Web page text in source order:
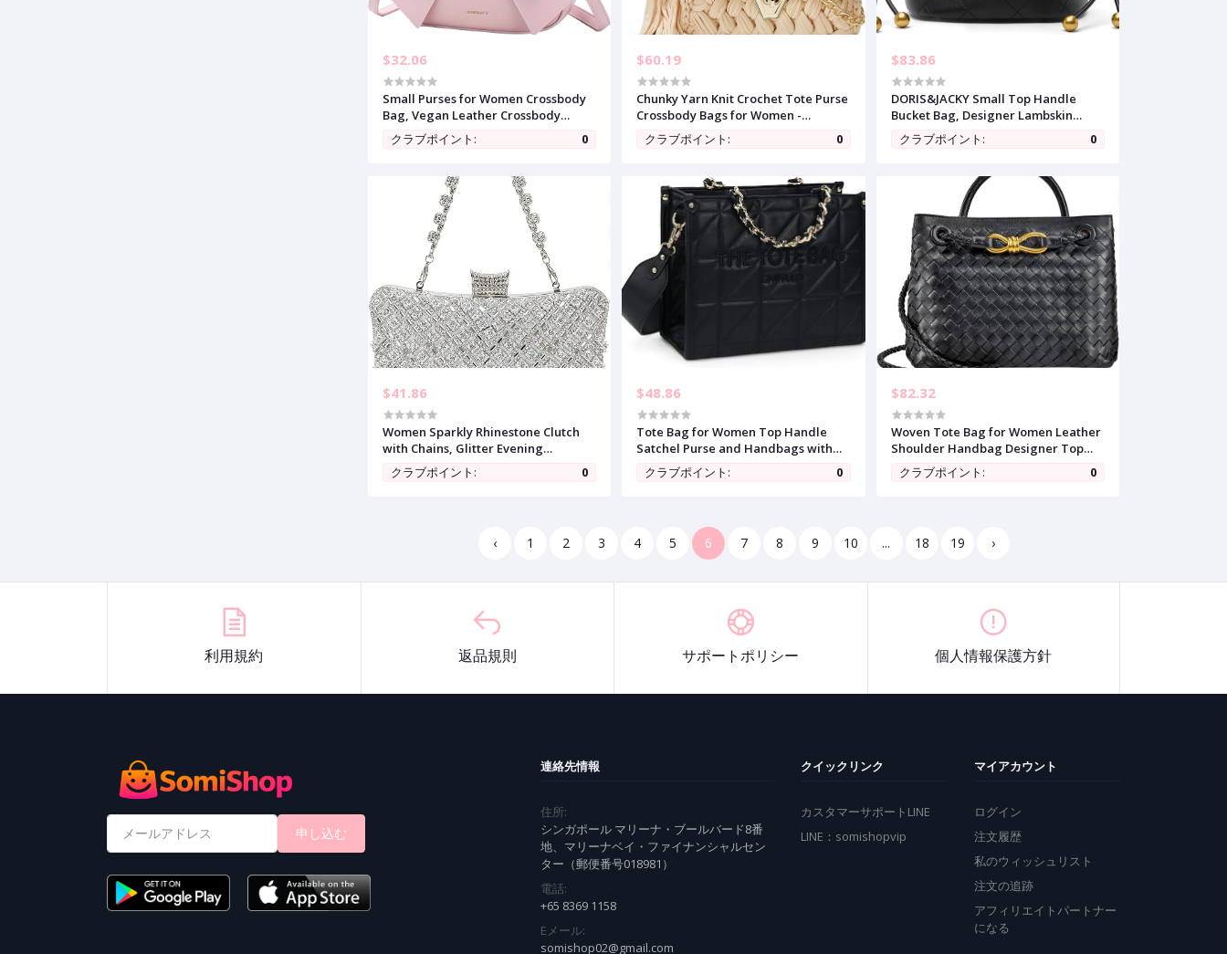
$32.06
Small Purses for Women Crossbody
Bag, Vegan Leather Crossbody
Purses and Handbags with Top
Carry Handle and Cute Bow Knot
クラブポイント: 0
$60.19
Chunky Yarn Knit Crochet Tote Purse
Crossbody Bags for Women -
Handwoven Evening Clutch Flap
Shoulder Bag
クラブポイント: 0
$83.86
DORIS&JACKY Small Top Handle
Bucket Bag, Designer Lambskin
Drawstring Crossbody Purse with
Chunky Chain Tote Strap
クラブポイント: 0
$41.86
Women Sparkly Rhinestone Clutch
with Chains, Glitter Evening
Handbag Purse Shoulder Bag for
Wedding Party Prom
クラブポイント: 0
$48.86
Tote Bag for Women Top Handle
Satchel Purse and Handbags with
Shoulder Strap
クラブポイント: 0
$82.32
Woven Tote Bag for Women Leather
Shoulder Handbag Designer Top
Handle Purses
クラブポイント: 0
‹ 1 2 3 4 5 6 7 8 9 10 ... 18 19 ›
利用規約 返品規則 サポートポリシー 個人情報保護方針
申し込む
連絡先情報
住所:
シンガポール マリーナ・ブールバード8番
地、マリーナベイ・ファイナンシャルセン
ター（郵便番号018981）
電話:
+65 8369 1158
Eメール:
somishop02@gmail.com
クイックリンク
カスタマーサポートLINE
LINE：somishopvip
マイアカウント
ログイン
注文履歴
私のウィッシュリスト
注文の追跡
アフィリエイトパートナー
になる